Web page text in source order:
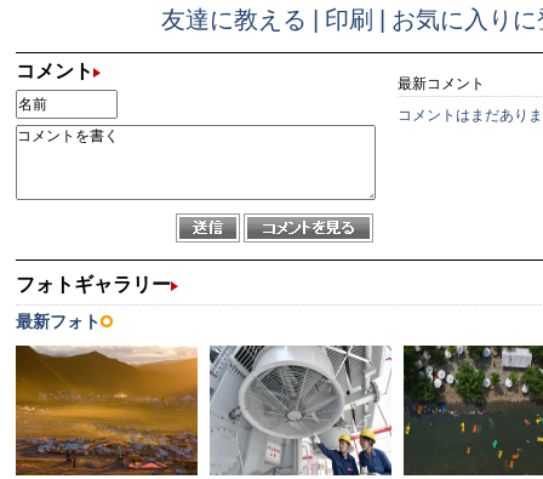
友達に教える 印刷 お気に入りに
コメント
最新コメント
コメントはまだあり